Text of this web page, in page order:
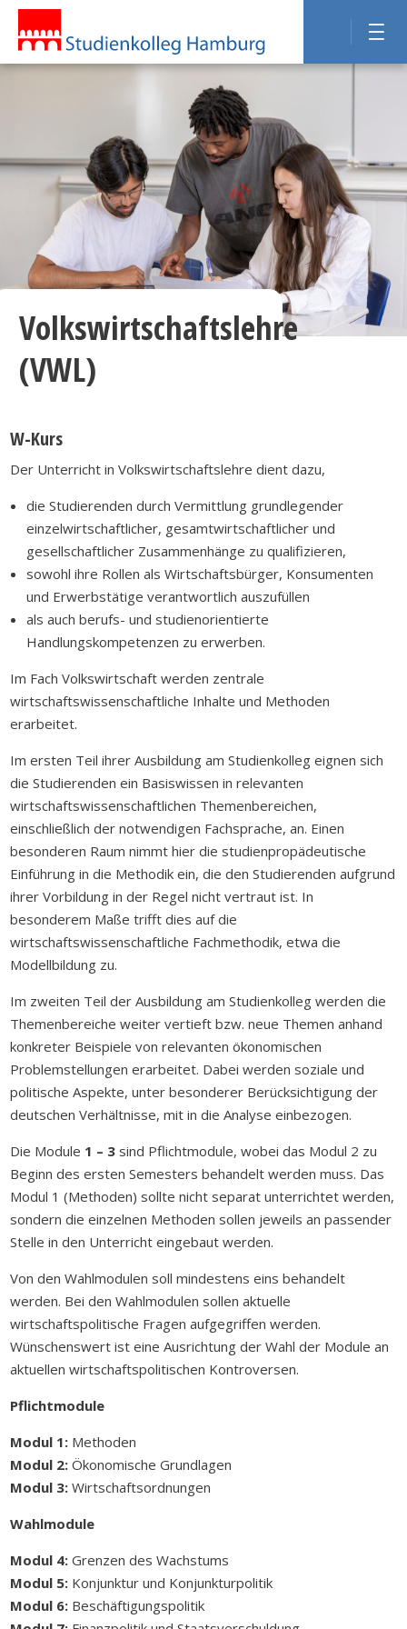
Volkswirtschaftslehre
(VWL)
W-Kurs
Der Unterricht in Volkswirtschaftslehre dient dazu,
die Studierenden durch Vermittlung grundlegender
einzelwirtschaftlicher, gesamtwirtschaftlicher und
gesellschaftlicher Zusammenhänge zu qualifizieren,
sowohl ihre Rollen als Wirtschaftsbürger, Konsumenten
und Erwerbstätige verantwortlich auszufüllen
als auch berufs- und studienorientierte
Handlungskompetenzen zu erwerben.
Im Fach Volkswirtschaft werden zentrale
wirtschaftswissenschaftliche Inhalte und Methoden
erarbeitet.
Im ersten Teil ihrer Ausbildung am Studienkolleg eignen sich
die Studierenden ein Basiswissen in relevanten
wirtschaftswissenschaftlichen Themenbereichen,
einschließlich der notwendigen Fachsprache, an. Einen
besonderen Raum nimmt hier die studienpropädeutische
Einführung in die Methodik ein, die den Studierenden aufgrund
ihrer Vorbildung in der Regel nicht vertraut ist. In
besonderem Maße trifft dies auf die
wirtschaftswissenschaftliche Fachmethodik, etwa die
Modellbildung zu.
Im zweiten Teil der Ausbildung am Studienkolleg werden die
Themenbereiche weiter vertieft bzw. neue Themen anhand
konkreter Beispiele von relevanten ökonomischen
Problemstellungen erarbeitet. Dabei werden soziale und
politische Aspekte, unter besonderer Berücksichtigung der
deutschen Verhältnisse, mit in die Analyse einbezogen.
Die Module 1 – 3 sind Pflichtmodule, wobei das Modul 2 zu
Beginn des ersten Semesters behandelt werden muss. Das
Modul 1 (Methoden) sollte nicht separat unterrichtet werden,
sondern die einzelnen Methoden sollen jeweils an passender
Stelle in den Unterricht eingebaut werden.
Von den Wahlmodulen soll mindestens eins behandelt
werden. Bei den Wahlmodulen sollen aktuelle
wirtschaftspolitische Fragen aufgegriffen werden.
Wünschenswert ist eine Ausrichtung der Wahl der Module an
aktuellen wirtschaftspolitischen Kontroversen.
Pflichtmodule
Modul 1: Methoden
Modul 2: Ökonomische Grundlagen
Modul 3: Wirtschaftsordnungen
Wahlmodule
Modul 4: Grenzen des Wachstums
Modul 5: Konjunktur und Konjunkturpolitik
Modul 6: Beschäftigungspolitik